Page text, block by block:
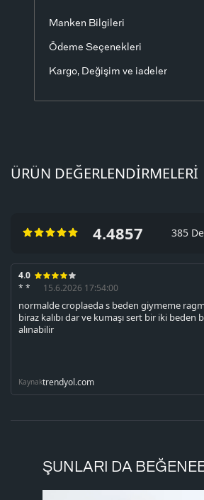
* Ürün fotoğrafları stüdyo
çekilmiştir. Işık ve ekran
renklerde ton farklılıkları görülebilir.
Manken Bilgileri
Ödeme Seçenekleri
Kargo, Değişim ve iadeler
ÜRÜN DEĞERLENDIRMELERI
4.4857 385
4.0
* *
15.6.2026 17:54:00
normalde croplaeda s beden giymeme
biraz kalıbı dar ve kumaşı sert bir iki beden
alınabilir
Kaynaktrendyol.com
ŞUNLARI DA